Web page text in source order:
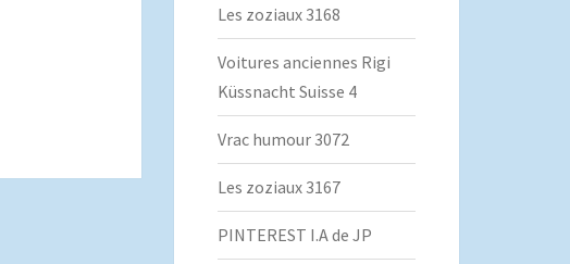
Les zoziaux 3168
Voitures anciennes Rigi
Küssnacht Suisse 4
Vrac humour 3072
Les zoziaux 3167
PINTEREST I.A de JP